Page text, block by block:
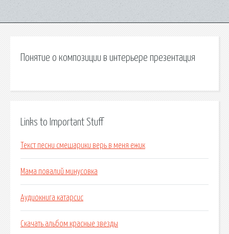
Понятие о композиции в интерьере презентация
Links to Important Stuff
Текст песни смешарики верь в меня ежик
Мама повалий минусовка
Аудиокнига катарсис
Скачать альбом красные звезды